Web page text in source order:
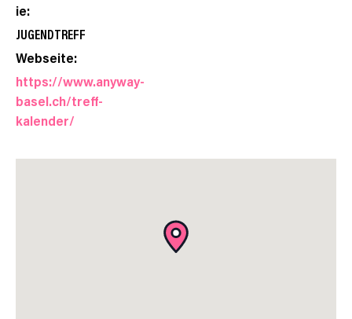
ie:
JUGENDTREFF
Webseite:
https://www.anyway-
basel.ch/treff-
kalender/